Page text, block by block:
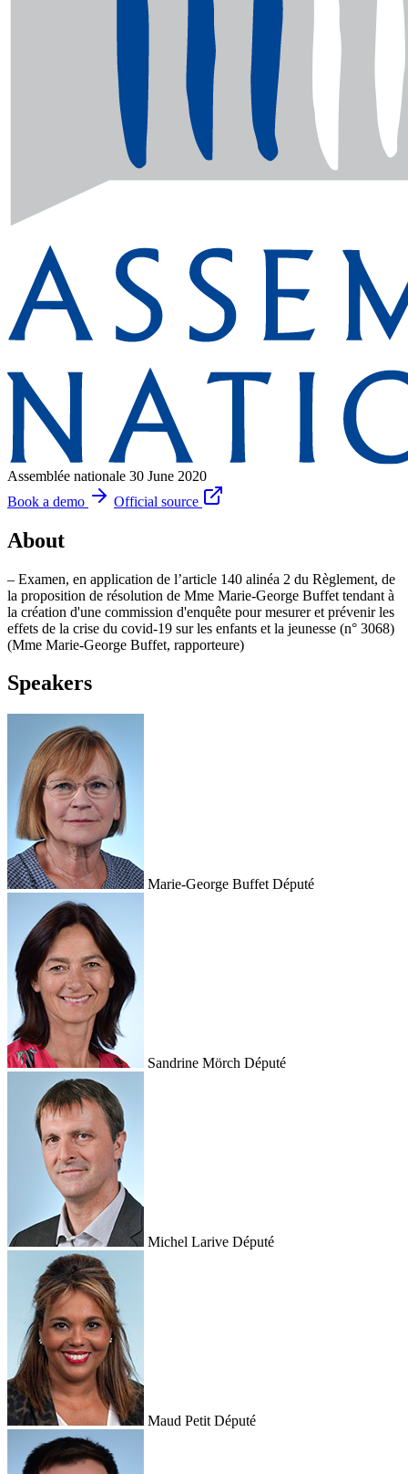
Assemblée nationale 30 June 2020
Book a demo
Official source
About
– Examen, en application de l’article 140 alinéa 2 du Règlement, de
la proposition de résolution de Mme Marie-George Buffet tendant à
la création d'une commission d'enquête pour mesurer et prévenir les
effets de la crise du covid-19 sur les enfants et la jeunesse (n° 3068)
(Mme Marie-George Buffet, rapporteure)
Speakers
Marie-George Buffet Député
Sandrine Mörch Député
Michel Larive Député
Maud Petit Député